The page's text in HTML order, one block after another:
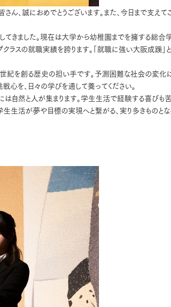
、誠におめでとうございます。また、今日まで支えて
ました。現在は大学から幼稚園までを擁する総合
ラスの就職実績を誇ります。「就職に強い大阪成蹊」
を創る歴史の担い手です。予測困難な社会の変化
心を、日々の学びを通して養ってください。
自然と人が集まります。学生生活で経験する喜びも苦
生活が夢や目標の実現へと繋がる、実り多きものとな